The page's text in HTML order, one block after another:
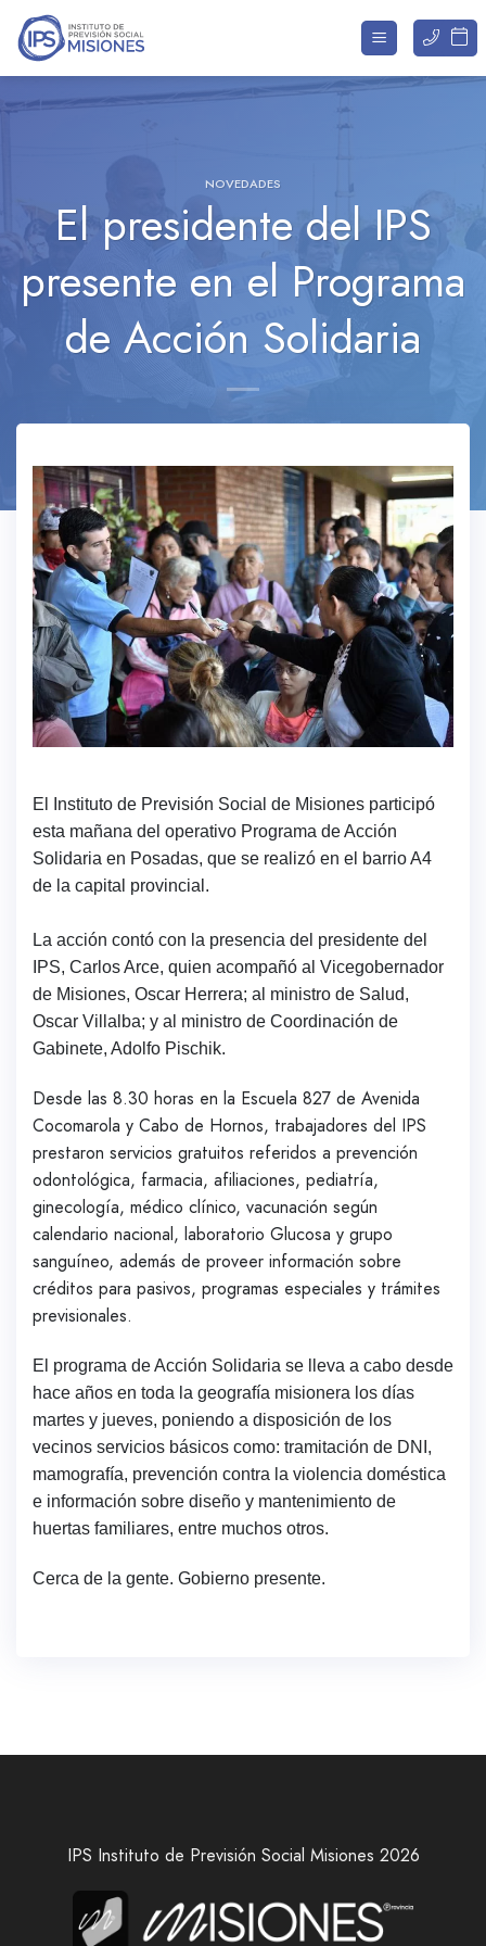
Saltar
contenido
NOVEDADES
El presidente del IPS
presente en el Programa
de Acción Solidaria
El Instituto de Previsión Social de Misiones participó
esta mañana del operativo Programa de Acción
Solidaria en Posadas, que se realizó en el barrio A4
de la capital provincial.
La acción contó con la presencia del presidente del
IPS, Carlos Arce, quien acompañó al Vicegobernador
de Misiones, Oscar Herrera; al ministro de Salud,
Oscar Villalba; y al ministro de Coordinación de
Gabinete, Adolfo Pischik.
Desde las 8.30 horas en la Escuela 827 de Avenida
Cocomarola y Cabo de Hornos, trabajadores del IPS
prestaron servicios gratuitos referidos a prevención
odontológica, farmacia, afiliaciones, pediatría,
ginecología, médico clínico, vacunación según
calendario nacional, laboratorio Glucosa y grupo
sanguíneo, además de proveer información sobre
créditos para pasivos, programas especiales y trámites
previsionales.
El programa de Acción Solidaria se lleva a cabo desde
hace años en toda la geografía misionera los días
martes y jueves, poniendo a disposición de los
vecinos servicios básicos como: tramitación de DNI,
mamografía, prevención contra la violencia doméstica
e información sobre diseño y mantenimiento de
huertas familiares, entre muchos otros.
Cerca de la gente. Gobierno presente.
IPS Instituto de Previsión Social Misiones 2026